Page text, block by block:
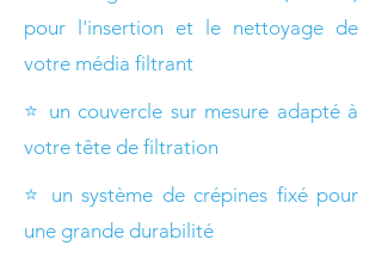
pour l'insertion et le nettoyage de
votre média filtrant
⭐ un couvercle sur mesure adapté à
votre tête de filtration
⭐ un système de crépines fixé pour
une grande durabilité